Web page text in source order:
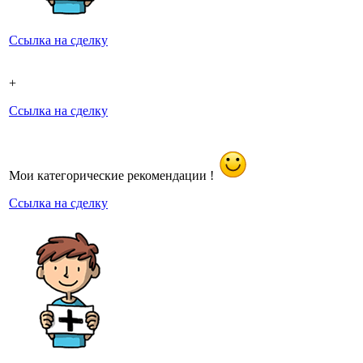
Ссылка на сделку
+
Ссылка на сделку
Мои категорические рекомендации !
Ссылка на сделку